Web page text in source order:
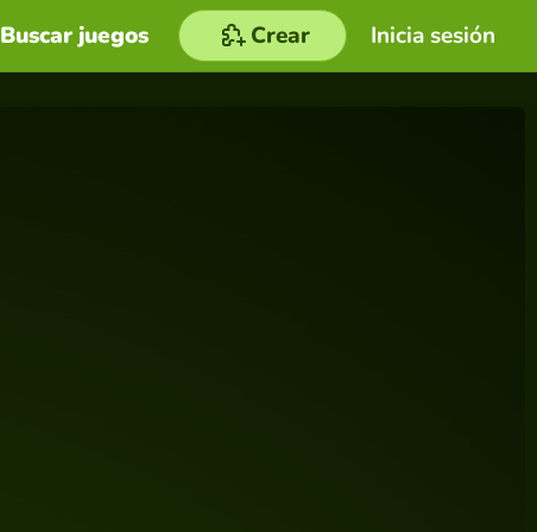
Inicia sesión
Buscar juegos Crear